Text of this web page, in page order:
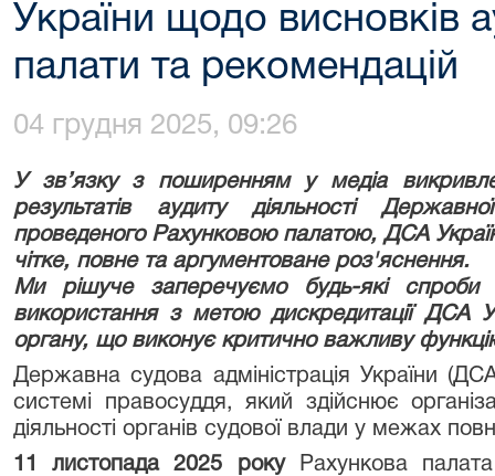
України щодо висновків
палати та рекомендацій
04 грудня 2025, 09:26
У зв’язку з поширенням у медіа
результатів аудиту діяльності
проведеного Рахунковою палатою, ДСА
чітке, повне та аргументоване роз'яснення.
Ми рішуче заперечуємо будь-які спроби
використання з метою дискредитації ДСА
органу, що виконує критично важливу
Державна судова адміністрація України
системі правосуддя, який здійснює
діяльності органів судової влади у межах
11 листопада 2025 рокуРахункова палата